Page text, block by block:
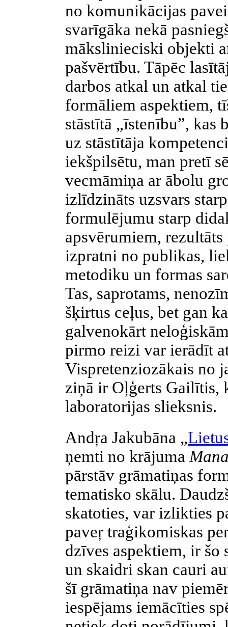
no komunikācijas
svarīgāka nekā
mākslinieciski objekti
pašvērtību. Tāpēc
darbos atkal un atkal
formāliem aspektiem,
stāstītā „īstenību”, kas
uz stāstītāja
iekšpilsētu, man pretī
vecmāmiņa ar ābolu
izlīdzināts uzsvars
formulējumu starp
apsvērumiem,
izpratni no publikas,
metodiku un formas
Tas, saprotams,
šķirtus ceļus, bet gan
galvenokārt
pirmo reizi var ierādīt
Vispretenziozākais no
ziņā ir Oļģerts Gailītis,
laboratorijas slieksnis.
Andŗa Jakubāna „
ņemti no krājuma
pārstāv grāmatiņas
tematisko skālu.
skatoties, var izlikties
paveŗ traģikomiskas
dzīves aspektiem, ir šo
un skaidri skan cauri
šī grāmatiņa nav
iespējams iemācīties